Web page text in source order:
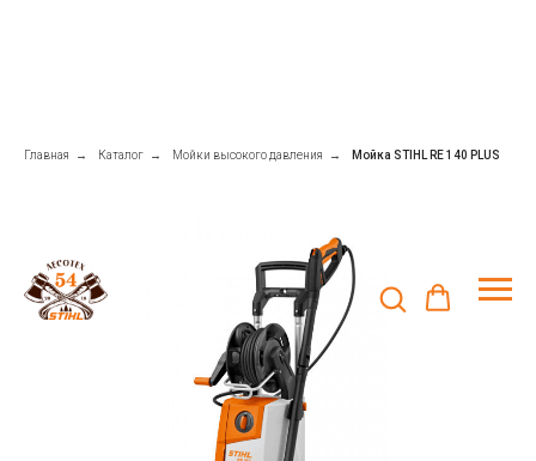
Главная → Каталог → Мойки высокого давления → Мойка STIHL RE 140 PLUS